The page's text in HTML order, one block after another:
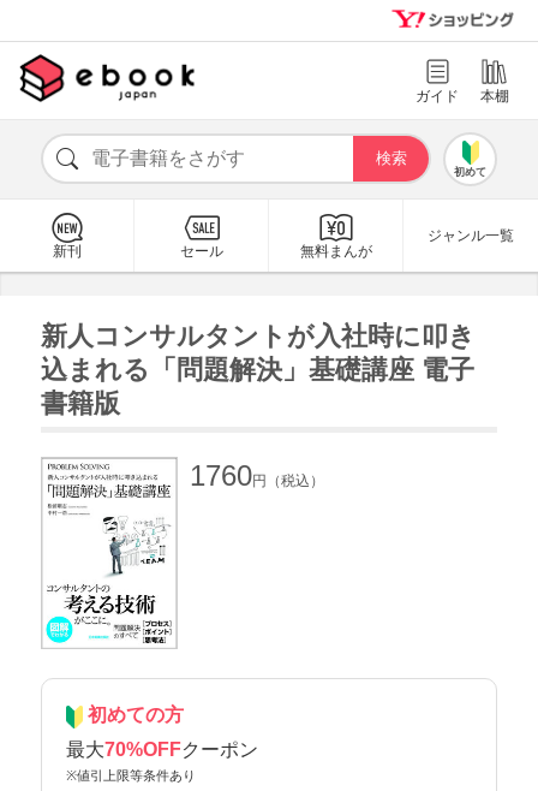
ガイド 本棚
初めて
新刊 セール 無料まんが
ジャンル一覧
新人コンサルタントが入社時に叩き
込まれる「問題解決」基礎講座 電子
書籍版
1760円（税込）
初めての方
最大70%OFFクーポン
※値引上限等条件あり